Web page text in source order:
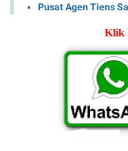
Pusat Agen Tiens
Klik